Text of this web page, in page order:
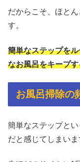
だからこそ、ほと
す。
簡単なステップを
なお風呂をキープ
お風呂掃除の
簡単なステップと
だと感じてしまいま